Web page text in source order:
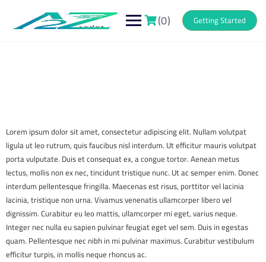
content (0) Getting Started
Lorem ipsum dolor sit amet, consectetur adipiscing elit. Nullam volutpat
ligula ut leo rutrum, quis faucibus nisl interdum. Ut efficitur mauris volutpat
porta vulputate. Duis et consequat ex, a congue tortor. Aenean metus
lectus, mollis non ex nec, tincidunt tristique nunc. Ut ac semper enim. Donec
interdum pellentesque fringilla. Maecenas est risus, porttitor vel lacinia
lacinia, tristique non urna. Vivamus venenatis ullamcorper libero vel
dignissim. Curabitur eu leo mattis, ullamcorper mi eget, varius neque.
Integer nec nulla eu sapien pulvinar feugiat eget vel sem. Duis in egestas
quam. Pellentesque nec nibh in mi pulvinar maximus. Curabitur vestibulum
efficitur turpis, in mollis neque rhoncus ac.